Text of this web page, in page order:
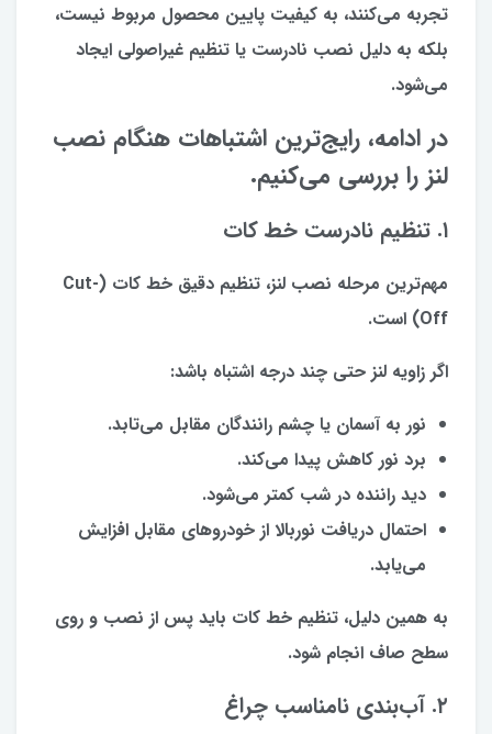
تجربه می‌کنند، به کیفیت پایین محصول مربوط نیست،
بلکه به دلیل نصب نادرست یا تنظیم غیراصولی ایجاد
می‌شود.
در ادامه، رایج‌ترین اشتباهات هنگام نصب
لنز را بررسی می‌کنیم.
۱. تنظیم نادرست خط کات
مهم‌ترین مرحله نصب لنز، تنظیم دقیق خط کات (Cut-
Off) است.
اگر زاویه لنز حتی چند درجه اشتباه باشد:
نور به آسمان یا چشم رانندگان مقابل می‌تابد.
برد نور کاهش پیدا می‌کند.
دید راننده در شب کمتر می‌شود.
احتمال دریافت نوربالا از خودروهای مقابل افزایش
می‌یابد.
به همین دلیل، تنظیم خط کات باید پس از نصب و روی
سطح صاف انجام شود.
۲. آب‌بندی نامناسب چراغ